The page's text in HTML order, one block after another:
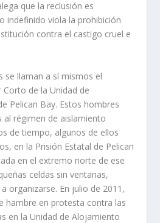
que la reclusión es
indefinido viola la prohibición
contra el castigo cruel e
se llaman a sí mismos el
de la Unidad de
Pelican Bay. Estos hombres
régimen de aislamiento
de tiempo, algunos de ellos
en la Prisión Estatal de Pelican
en el extremo norte de ese
celdas sin ventanas,
organizarse. En julio de 2011,
hambre en protesta contra las
en la Unidad de Alojamiento